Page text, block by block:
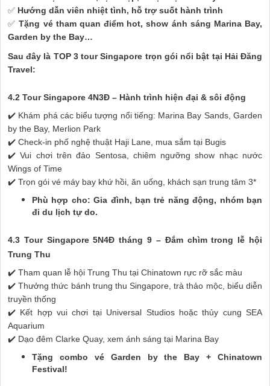
✅ Hướng dẫn viên nhiệt tình, hỗ trợ suốt hành trình
✅Tặng vé tham quan điểm hot, show ánh sáng Marina Bay,
Garden by the Bay…
Sau đây là TOP 3 tour Singapore trọn gói nổi bật tại Hải Đăng
Travel:
4.2 Tour Singapore 4N3Đ – Hành trình hiện đại & sôi động
✔️ Khám phá các biểu tượng nổi tiếng: Marina Bay Sands, Garden
by the Bay, Merlion Park
✔️ Check-in phố nghệ thuật Haji Lane, mua sắm tại Bugis
✔️ Vui chơi trên đảo Sentosa, chiêm ngưỡng show nhạc nước
Wings of Time
✔️ Trọn gói vé máy bay khứ hồi, ăn uống, khách sạn trung tâm 3*
Phù hợp cho: Gia đình, bạn trẻ năng động, nhóm bạn
đi du lịch tự do.
4.3 Tour Singapore 5N4Đ tháng 9 – Đắm chìm trong lễ hội
Trung Thu
✔️ Tham quan lễ hội Trung Thu tại Chinatown rực rỡ sắc màu
✔️ Thưởng thức bánh trung thu Singapore, trà thảo mộc, biểu diễn
truyền thống
✔️ Kết hợp vui chơi tại Universal Studios hoặc thủy cung SEA
Aquarium
✔️ Dạo đêm Clarke Quay, xem ánh sáng tại Marina Bay
Tặng combo vé Garden by the Bay + Chinatown
Festival!